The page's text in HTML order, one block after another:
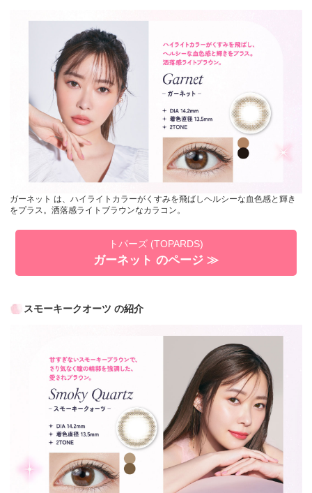
ガーネット は、ハイライトカラーがくすみを飛ばしヘルシーな血色感と輝き
をプラス。洒落感ライトブラウンなカラコン。
トパーズ (TOPARDS)
ガーネット のページ ≫
スモーキークオーツ の紹介